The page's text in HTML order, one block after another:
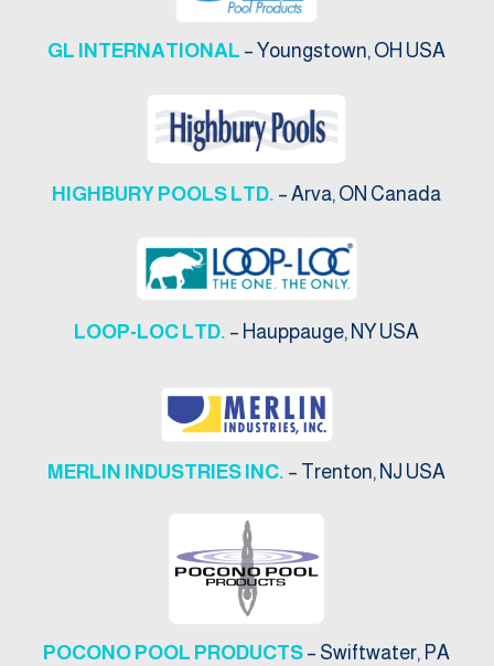
GL INTERNATIONAL – Youngstown, OH USA
HIGHBURY POOLS LTD. – Arva, ON Canada
LOOP-LOC LTD. – Hauppauge, NY USA
MERLIN INDUSTRIES INC. – Trenton, NJ USA
POCONO POOL PRODUCTS – Swiftwater, PA